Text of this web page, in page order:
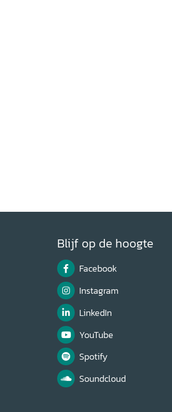
Blijf op de hoogte
Facebook
Instagram
LinkedIn
YouTube
Spotify
Soundcloud